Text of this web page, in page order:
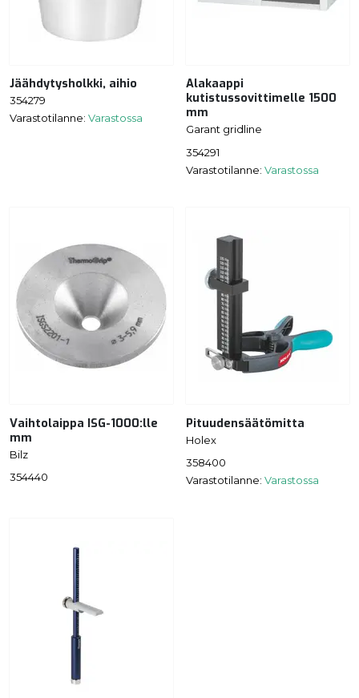
Jäähdytysholkki, aihio
354279
Varastotilanne: Varastossa
Alakaappi
kutistussovittimelle 1500
mm
Garant gridline
354291
Varastotilanne: Varastossa
Vaihtolaippa ISG-1000:lle
mm
Bilz
354440
Pituudensäätömitta
Holex
358400
Varastotilanne: Varastossa